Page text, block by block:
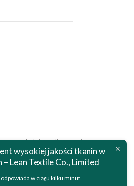
oxford fabric acrylic pa coating
wysokiej jakości tkanin w
– Lean Textile Co., Limited
w ciągu kilku minut.